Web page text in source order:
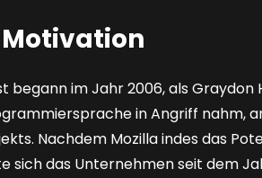
begann im Jahr 2006, als
in Angriff nahm,
Nachdem Mozilla indes das
das Unternehmen seit dem